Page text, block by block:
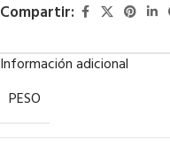
Compartir:
Información adicional
PESO